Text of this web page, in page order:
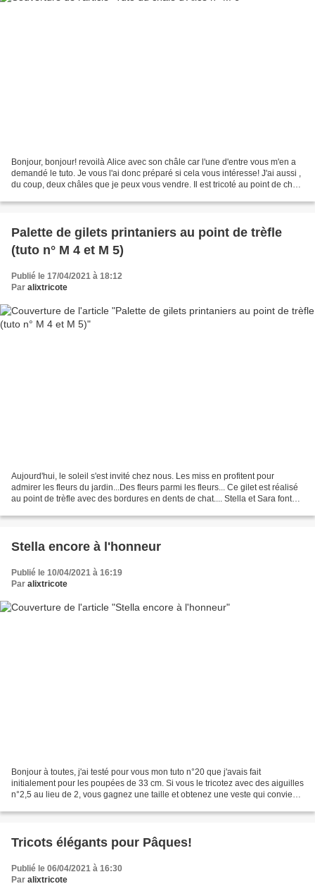
Bonjour, bonjour! revoilà Alice avec son châle car l'une d'entre vous m'en a
demandé le tuto. Je vous l'ai donc préparé si cela vous intéresse! J'ai aussi ,
du coup, deux châles que je peux vous vendre. Il est tricoté au point de chat
Palette de gilets printaniers au point de trèfle
(tuto n° M 4 et M 5)
Publié le 17/04/2021 à 18:12
Par alixtricote
Aujourd'hui, le soleil s'est invité chez nous. Les miss en profitent pour
admirer les fleurs du jardin...Des fleurs parmi les fleurs... Ce gilet est réalisé
au point de trèfle avec des bordures en dents de chat.... Stella et Sara font
Stella encore à l'honneur
Publié le 10/04/2021 à 16:19
Par alixtricote
Bonjour à toutes, j'ai testé pour vous mon tuto n°20 que j'avais fait
initialement pour les poupées de 33 cm. Si vous le tricotez avec des aiguilles
n°2,5 au lieu de 2, vous gagnez une taille et obtenez une veste qui convient
Tricots élégants pour Pâques!
Publié le 06/04/2021 à 16:30
Par alixtricote